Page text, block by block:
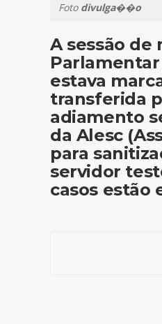
Foto divulga��o
A sessão de
estava
transferida
adiamento
da Alesc
para
servidor
casos estão